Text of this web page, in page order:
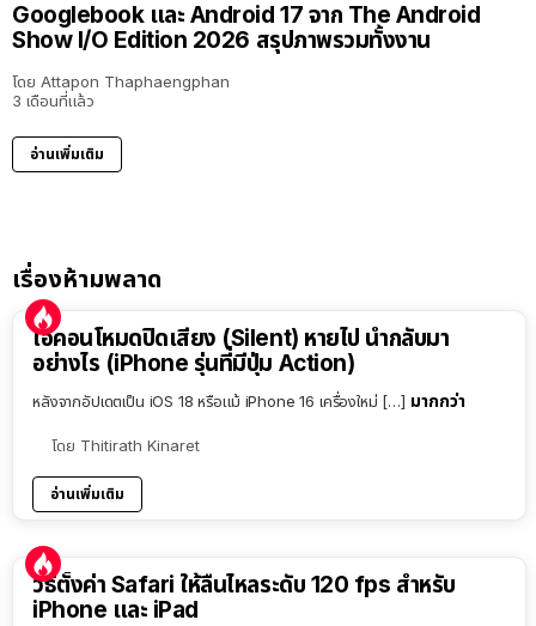
Googlebook และ Android 17 จาก The Android
Show I/O Edition 2026 สรุปภาพรวมทั้งงาน
โดย Attapon Thaphaengphan
3 เดือนที่แล้ว
อ่านเพิ่มเติม
เรื่องห้ามพลาด
ไอคอนโหมดปิดเสียง (Silent) หายไป นำกลับมา
อย่างไร (iPhone รุ่นที่มีปุ่ม Action)
หลังจากอัปเดตเป็น iOS 18 หรือแม้ iPhone 16 เครื่องใหม่ […] มากกว่า
โดย Thitirath Kinaret
อ่านเพิ่มเติม
วิธีตั้งค่า Safari ให้ลื่นไหลระดับ 120 fps สำหรับ
iPhone และ iPad